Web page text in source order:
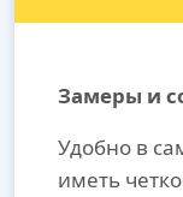
Замеры и
Удобно в
иметь